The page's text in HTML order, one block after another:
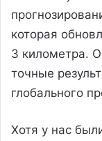
которая
3 километра.
точные
глобального
Хотя у нас